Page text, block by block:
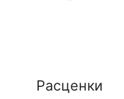
Расценки